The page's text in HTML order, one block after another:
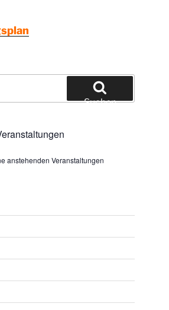
Suchen
anstehenden Veranstaltungen